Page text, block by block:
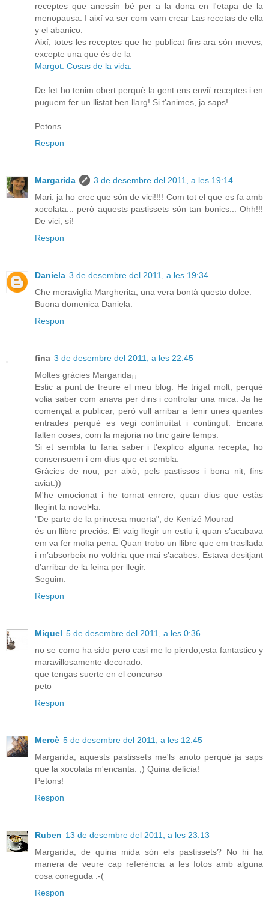
receptes que anessin bé per a la dona en l'etapa de la
menopausa. I així va ser com vam crear Las recetas de ella
y el abanico.
Així, totes les receptes que he publicat fins ara són meves,
excepte una que és de la
Margot. Cosas de la vida.
De fet ho tenim obert perquè la gent ens enviï receptes i en
puguem fer un llistat ben llarg! Si t'animes, ja saps!
Petons
Respon
Margarida
3 de desembre del 2011, a les 19:14
Mari: ja ho crec que són de vici!!!! Com tot el que es fa amb
xocolata... però aquests pastissets són tan bonics... Ohh!!!
De vici, sí!
Respon
Daniela 3 de desembre del 2011, a les 19:34
Che meraviglia Margherita, una vera bontà questo dolce.
Buona domenica Daniela.
Respon
fina 3 de desembre del 2011, a les 22:45
Moltes gràcies Margarida¡¡
Estic a punt de treure el meu blog. He trigat molt, perquè
volia saber com anava per dins i controlar una mica. Ja he
començat a publicar, però vull arribar a tenir unes quantes
entrades perquè es vegi continuïtat i contingut. Encara
falten coses, com la majoria no tinc gaire temps.
Si et sembla tu faria saber i t'explico alguna recepta, ho
consensuem i em dius que et sembla.
Gràcies de nou, per això, pels pastissos i bona nit, fins
aviat:))
M'he emocionat i he tornat enrere, quan dius que estàs
llegint la novel•la:
"De parte de la princesa muerta", de Kenizé Mourad
és un llibre preciós. El vaig llegir un estiu i, quan s’acabava
em va fer molta pena. Quan trobo un llibre que em trasllada
i m’absorbeix no voldria que mai s’acabes. Estava desitjant
d’arribar de la feina per llegir.
Seguim.
Respon
Miquel 5 de desembre del 2011, a les 0:36
no se como ha sido pero casi me lo pierdo,esta fantastico y
maravillosamente decorado.
que tengas suerte en el concurso
peto
Respon
Mercè 5 de desembre del 2011, a les 12:45
Margarida, aquests pastissets me'ls anoto perquè ja saps
que la xocolata m'encanta. ;) Quina delícia!
Petons!
Respon
Ruben 13 de desembre del 2011, a les 23:13
Margarida, de quina mida són els pastissets? No hi ha
manera de veure cap referència a les fotos amb alguna
cosa coneguda :-(
Respon